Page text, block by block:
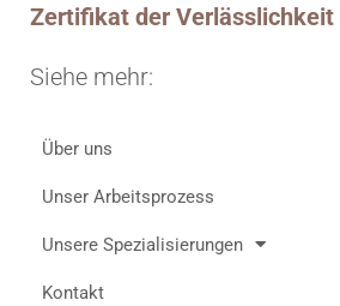
Zertifikat der Verlässlichkeit
Siehe mehr:
Über uns
Unser Arbeitsprozess
Unsere Spezialisierungen
Kontakt